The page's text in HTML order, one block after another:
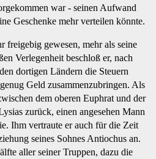
war - seinen Aufwand
Geschenke mehr verteilen könnte.
freigebig gewesen, mehr als seine
Verlegenheit beschloß er, nach
dortigen Ländern die Steuern
Geld zusammenzubringen. Als
dem oberen Euphrat und der
zurück, einen angesehen Mann
Ihm vertraute er auch für die Zeit
seines Sohnes Antiochus an.
aller seiner Truppen, dazu die